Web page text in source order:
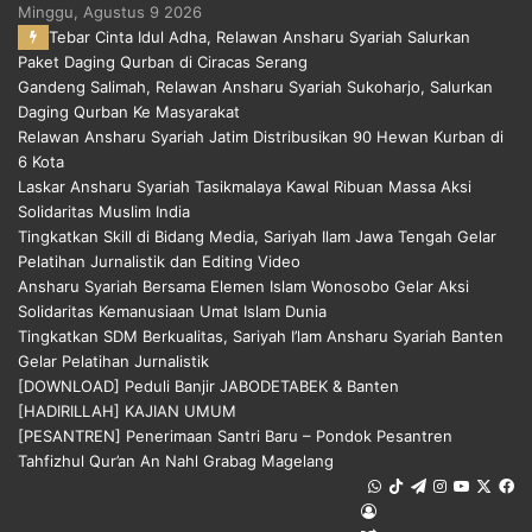
Minggu, Agustus 9 2026
Tebar Cinta Idul Adha, Relawan Ansharu Syariah Salurkan
Paket Daging Qurban di Ciracas Serang
Gandeng Salimah, Relawan Ansharu Syariah Sukoharjo, Salurkan
Daging Qurban Ke Masyarakat
Relawan Ansharu Syariah Jatim Distribusikan 90 Hewan Kurban di
6 Kota
Laskar Ansharu Syariah Tasikmalaya Kawal Ribuan Massa Aksi
Solidaritas Muslim India
Tingkatkan Skill di Bidang Media, Sariyah Ilam Jawa Tengah Gelar
Pelatihan Jurnalistik dan Editing Video
Ansharu Syariah Bersama Elemen Islam Wonosobo Gelar Aksi
Solidaritas Kemanusiaan Umat Islam Dunia
Tingkatkan SDM Berkualitas, Sariyah I’lam Ansharu Syariah Banten
Gelar Pelatihan Jurnalistik
[DOWNLOAD] Peduli Banjir JABODETABEK & Banten
[HADIRILLAH] KAJIAN UMUM
[PESANTREN] Penerimaan Santri Baru – Pondok Pesantren
Tahfizhul Qur’an An Nahl Grabag Magelang
X
YouTube
Instagram
Telegram
TikTok
WhatsApp